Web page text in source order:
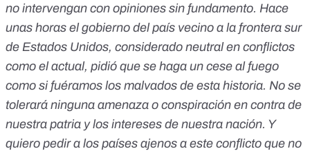
no intervengan con opiniones sin fundamento. Hace
unas horas el gobierno del país vecino a la frontera sur
de Estados Unidos, considerado neutral en conflictos
como el actual, pidió que se haga un cese al fuego
como si fuéramos los malvados de esta historia. No se
tolerará ninguna amenaza o conspiración en contra de
nuestra patria y los intereses de nuestra nación. Y
quiero pedir a los países ajenos a este conflicto que no